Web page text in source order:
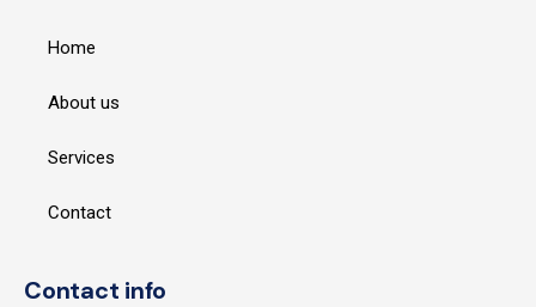
Home
About us
Services
Contact
Contact info